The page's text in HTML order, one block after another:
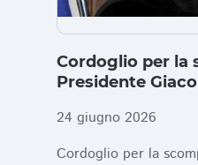
Cordoglio per la
Presidente
24 giugno 2026
Cordoglio per la